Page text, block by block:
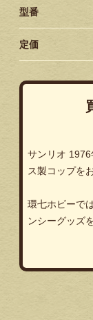
型番
定価
サンリオ 1976
ス製コップを
環七ホビーで
ンシーグッズ